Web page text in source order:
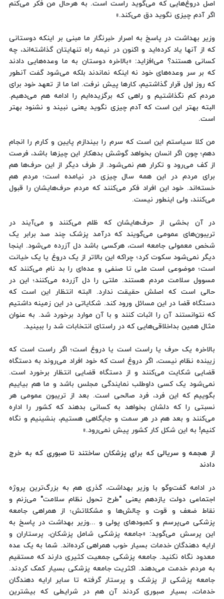
اصل دروغ‌هایی که می‌گوید راست است. به هرحال من فکر می‌کنم
اگر آدم چیزی نگوید دق می‌کند.»
وزیر بهداشت در پاسخ به اصرار خبرنگار ما مبنی بر اینکه دوستانی
که از آنها یاد کرده‌اید و اکنون در نیمه راه تنهایتان گذاشته‌اند، چه
کسانی هستند؟ می‌افزاید: «بالاخره دوستان به ما وعده‌هایی دادند
که بر سر وعده‌های خود نه اینکه نماندند بلکه می‌شود گفت آنطور
که روز اول قرار گذاشتیم، کارها پیش نرفت. اما ما از تعهد خود برای
مردم کم نگذاشتیم و راهی که برگزیده‌ایم را ادامه هم می‌دهیم.
البته بهتر این است که آدم چیزی نگوید یعنی نبیند و نشنود بهتر
است.
من کلا سیاستم این است که سرم را بیندازم پایین و کارم را انجام
دهم؛ چون اگر انسان بخواهد گوشش بدهکار این چیزها باشد، فرصت
از کف می‌رود و تکرار هم نمی‌شود. از طرف دیگر از این حرف‌ها هم
برای مردم در این همه سال چیزی در نیامده است؛ مردم هم
خسته‌اند. خود این افراد فکر می‌کنند که مردم حرف‌هایشان را قبول
می‌کنند، ولی اینطور نیست.
در آن بخشی از حرف‌هایشان که ظلم می‌کنند و می‌آیند در
تریبون‌های عمومی می‌گویند که درآمد پزشک چند صد برابر یک
شخص معمولی جامعه است، هرکسی باشد دل آزرده می‌شود. اینجا
دیگر نمی‌شود سکوت کرد؛ چراکه این بالاتر از یک دروغ یا یک خیانت
است؛ موضوعی است ملی تا صنفی و عده‌ای را بد نام می‌کنند که
مسوول سلامت مردم هستند. ملتی را دل آزرده می‌کنند؛ این در
حالی است که اصلش حقیقت ندارد. البته انتظار این است که
دستگاه قضا در این مسائل ورود کند. شکایاتی در این زمینه داشتیم
که نتوانستند آن را اثبات کنند و با آن موارد برخورد شد. به عنوان
مثال همین بداخلاقی‌هایی که در راستای انتخابات شد را ببینید.
بالاخره یک حرف یا راست است یا دروغ است؛ اگر راست است که
زیبنده نظام نیست، اگر دروغ است که خود افراد می‌روند به دستگاه
قضایی شکایت می‌کنند و از دستگاه قضایی انتظار برخورد است.
نمی‌شود یک کسی داوطلب نمایندگی مجلس باشد و ما هم بیاییم
بگوییم که این فرد، فرد صالحی است. بعد از تریبون عمومی هر
نسبتی را که دلشان بخواهد به کسانی بدهند که کشور را اداره
می‌کنند و بعد هم در هر سمت و جایگاهی هستیم، بنشینیم و نگاه
کنیم! به این شکل کار کشور پیش نمی‌رود.»
از هجمه و سریالی که برای پزشکان ساختند تا صبوری که به خرج
دادند
در ادامه گفت‌وگو با وزیر بهداشت، گذری هم به بزرگ‌ترین پروژه
اجتماعی دولت یازدهم یعنی "طرح تحول نظام سلامت" می‌زنم و
نقاط ضعف و قوت و چالش‌ها و مشکلاتش؛ از همراهی جامعه
پزشکی می‌پرسم و کمبودهای پولی‌ و ...وزیر بهداشت در پاسخ به
این پرسش می‌گوید: «جامعه پزشکی شامل پزشکان، پرستاران و
ارایه دهندگان خدمات بسیار خوب همراهی کرده‌اند. شما به یک عده
معدود نگاه نکنید. جامعه پزشکی جمعیت کثیری دارند که مستقیم
به مردم خدمت می‌دهند. اکثریت جامعه پزشکی بسیار کمک کردند.
جامعه پزشکی از پزشک و پرستار گرفته تا سایر ارایه دهندگان
خدمات، بسیار صبوری کردند آن هم در شرایطی که بیشترین